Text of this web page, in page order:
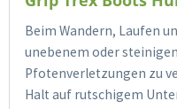
Beim Wandern, Laufen
unebenem oder
Pfotenverletzungen zu
Halt auf rutschigem